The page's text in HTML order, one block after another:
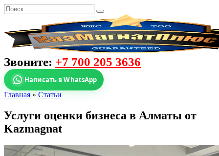
Звоните: +7 700 205 3636
Написать в WhatsApp
Главная » Статьи
Услуги оценки бизнеса в Алматы от
Kazmagnat